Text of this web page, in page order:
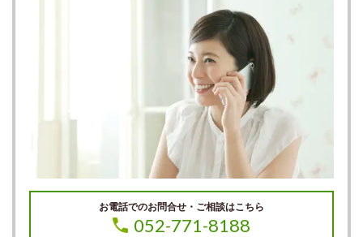
お電話でのお問合せ・ご相談はこちら
052-771-8188